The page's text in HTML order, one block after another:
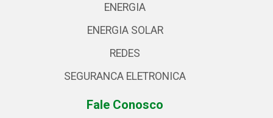
ENERGIA
ENERGIA SOLAR
REDES
SEGURANCA ELETRONICA
Fale Conosco